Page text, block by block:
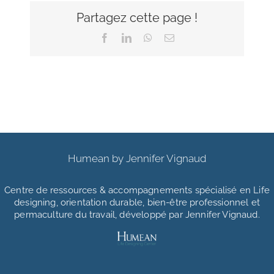
Partagez cette page !
FacebookLinkedInWhatsApp
Email
Humean by Jennifer Vignaud
Centre de ressources & accompagnements spécialisé en Life
designing, orientation durable, bien-être professionnel et
permaculture du travail, développé par Jennifer Vignaud.